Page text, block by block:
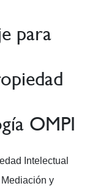
para
OMPI
Intelectual
y